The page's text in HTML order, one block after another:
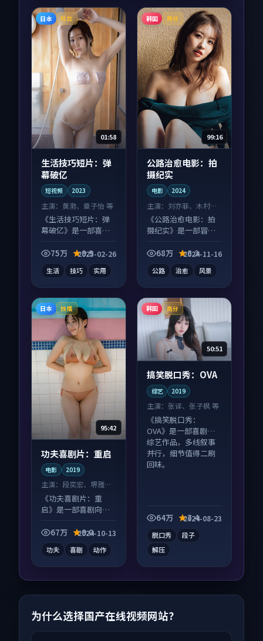
日本 杜比
01:58
生活技巧短片：弹
幕破亿
短视频 2023
主演： 黄渤、章子怡 等
《生活技巧短片：弹
幕破亿》是一部喜剧
大屏端观看，细节更
75万 9.9
2025-02-26
生活 技巧 实用
韩国 高分
99:16
公路治愈电影：拍
摄纪实
电影 2024
主演： 刘亦菲、木村拓
哉 等
《公路治愈电影：拍
摄纪实》是一部冒险
成长为内核，情感戏
68万 8.3
2024-11-16
公路 治愈 风景
日本 独播
95:42
功夫喜剧片：重启
电影 2019
主演： 段奕宏、堺雅人
等
《功夫喜剧片：重
启》是一部喜剧向电
高，适合配弹幕观
67万 9.0
2024-10-13
功夫 喜剧 动作
韩国 高分
50:51
搞笑脱口秀：OVA
综艺 2019
主演： 张译、张子枫 等
《搞笑脱口秀：
OVA》是一部喜剧向
综艺作品，多线叙事
并行，细节值得二刷
回味。
64万 7.4
2024-08-23
脱口秀
段子
解压
为什么选择国产在线视频网站？